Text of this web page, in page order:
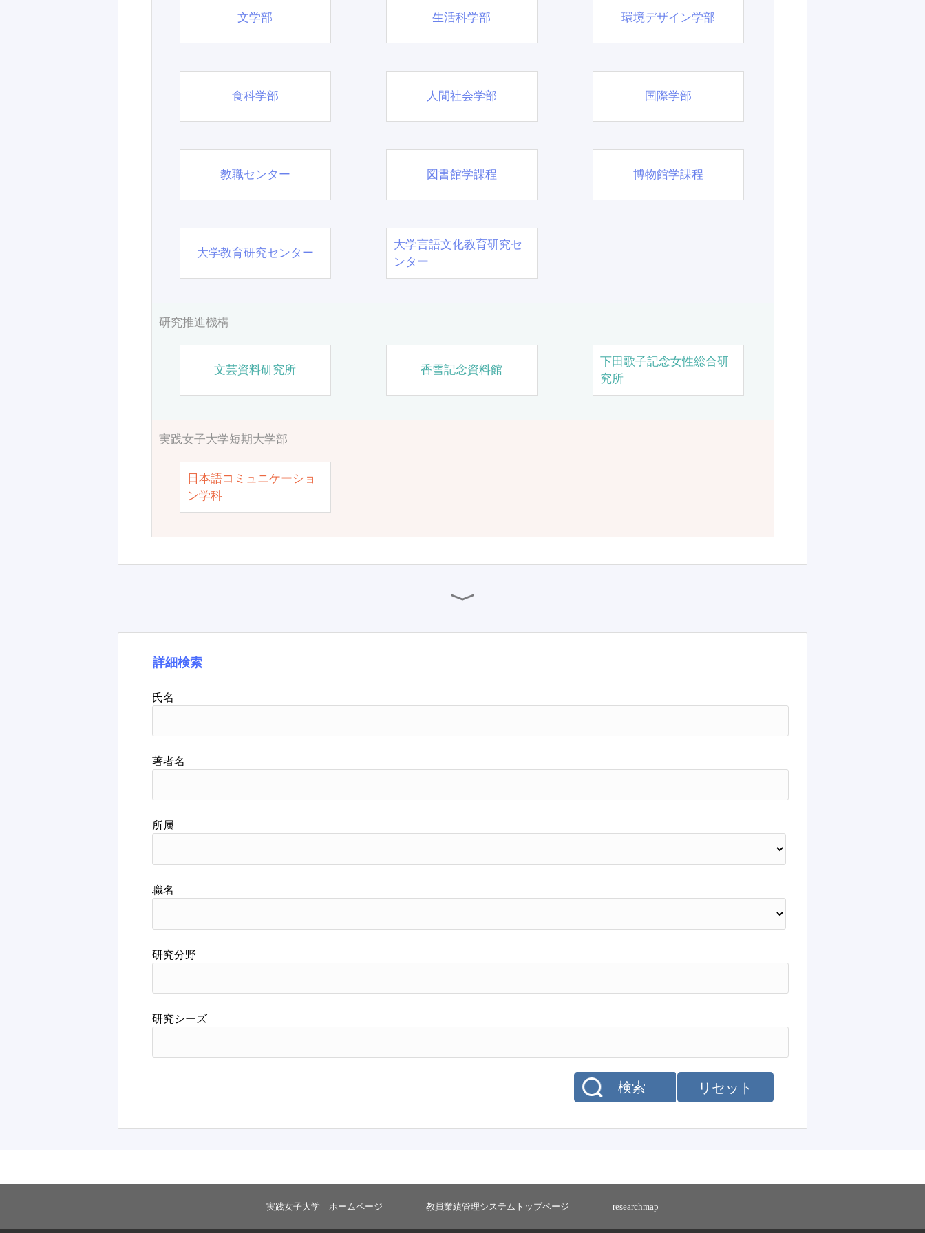
文学部 生活科学部 環境デザイン学部
食科学部 人間社会学部 国際学部
教職センター 図書館学課程 博物館学課程
大学教育研究センター
大学言語文化教育研究セ
ンター
研究推進機構
文芸資料研究所 香雪記念資料館
下田歌子記念女性総合研
究所
実践女子大学短期大学部
日本語コミュニケーショ
ン学科
詳細検索
氏名
著者名
所属
職名
研究分野
研究シーズ
リセット
検索
実践女子大学 ホームページ 教員業績管理システムトップページ researchmap